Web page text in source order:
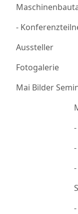
-
Aussteller
Fotogalerie
Mai Bilder